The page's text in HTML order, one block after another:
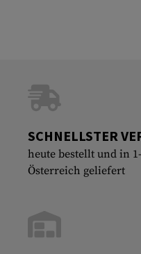
SCHNELLSTER
heute bestellt und in
Österreich geliefert